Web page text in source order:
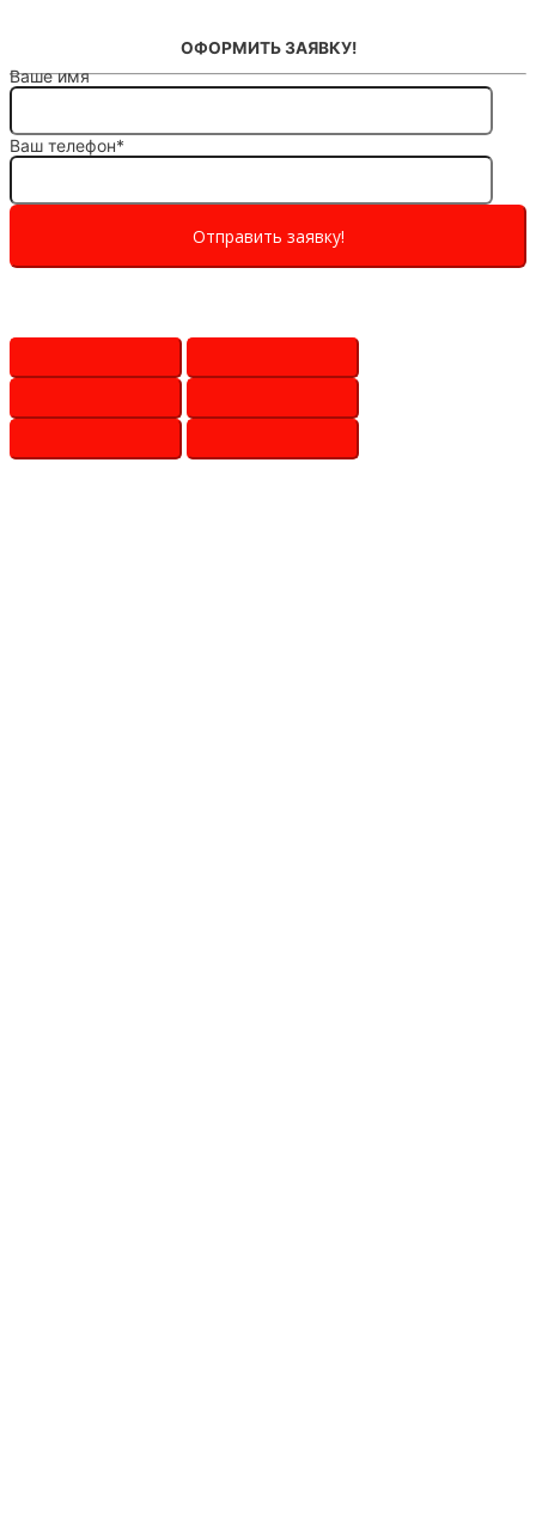
ОФОРМИТЬ ЗАЯВКУ!
Ваше имя
Ваш телефон*